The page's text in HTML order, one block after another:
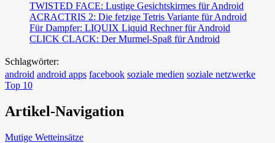
TWISTED FACE: Lustige Gesichtskirmes für Android
ACRACTRIS 2: Die fetzige Tetris Variante für Android
Für Dampfer: LIQUIX Liquid Rechner für Android
CLICK CLACK: Der Murmel-Spaß für Android
Schlagwörter:
android android apps facebook soziale medien soziale netzwerke
Top 10
Artikel-Navigation
Mutige Wetteinsätze